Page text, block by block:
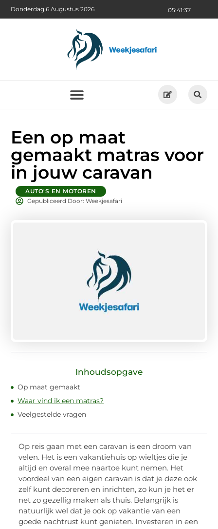
05:41:38
Donderdag 6 Augustus 2026
Een op maat
gemaakt matras voor
in jouw caravan
AUTO'S EN MOTOREN
Gepubliceerd Door: Weekjesafari
Inhoudsopgave
Op maat gemaakt
Waar vind ik een matras?
Veelgestelde vragen
Op reis gaan met een caravan is een droom van
velen. Het is een vakantiehuis op wieltjes die je
altijd en overal mee naartoe kunt nemen. Het
voordeel van een eigen caravan is dat je deze ook
zelf kunt decoreren en inrichten, zo kun je het er
net zo gezellig maken als thuis. Belangrijk is
natuurlijk wel dat je ook op vakantie van een
goede nachtrust kunt genieten. Investeren in een